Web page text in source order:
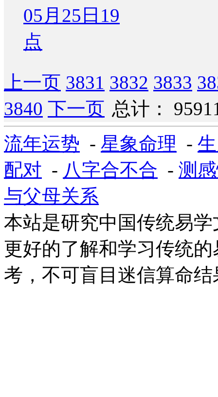
05月25日19
点
上一页 3831 3832 3833
3840 下一页 总计：
流年运势 - 星象命理 -
配对 - 八字合不合 - 测
与父母关系
本站是研究中国传统易
更好的了解和学习传统
考，不可盲目迷信算命结